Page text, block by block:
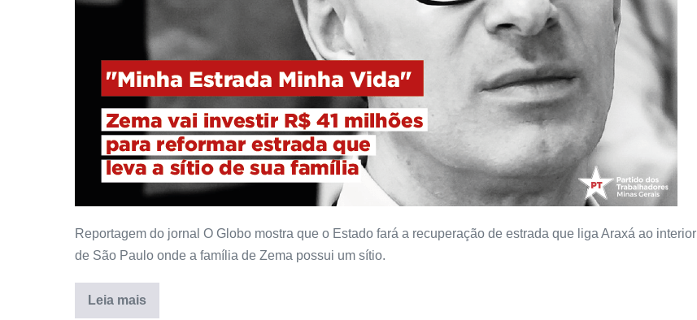
Reportagem do jornal O Globo mostra que o Estado fará a recuperação de estrada que liga Araxá ao interior
de São Paulo onde a família de Zema possui um sítio.
Leia mais